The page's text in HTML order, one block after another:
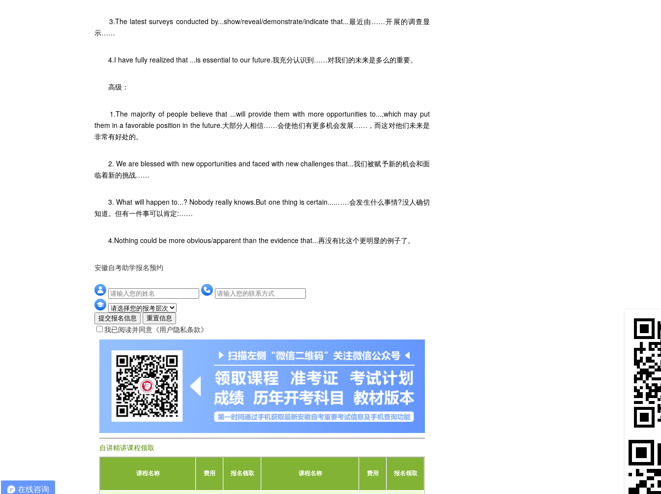
3.The latest surveys conducted by...show/reveal/demonstrate/indicate that...最近由……开展的调查显
示……
4.I have fully realized that ...is essential to our future.我充分认识到……对我们的未来是多么的重要。
高级：
1.The majority of people believe that ...will provide them with more opportunities to...,which may put
them in a favorable position in the future.大部分人相信……会使他们有更多机会发展……，而这对他们未来是
非常有好处的。
2. We are blessed with new opportunities and faced with new challenges that...我们被赋予新的机会和面
临着新的挑战……
3. What will happen to...? Nobody really knows.But one thing is certain....……会发生什么事情?没人确切
知道。但有一件事可以肯定:……
4.Nothing could be more obvious/apparent than the evidence that...再没有比这个更明显的例子了。
安徽自考助学报名预约
提交报名信息 重置信息
我已阅读并同意 《用户隐私条款》
自讲精讲课程领取
课程名称 费用 报名领取 课程名称 费用 报名领取
在线咨询